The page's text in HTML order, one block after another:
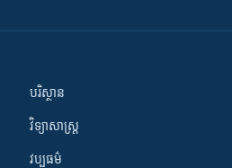
បរិស្ថាន
វិទ្យាសាស្រ្ត
វប្បធម៌